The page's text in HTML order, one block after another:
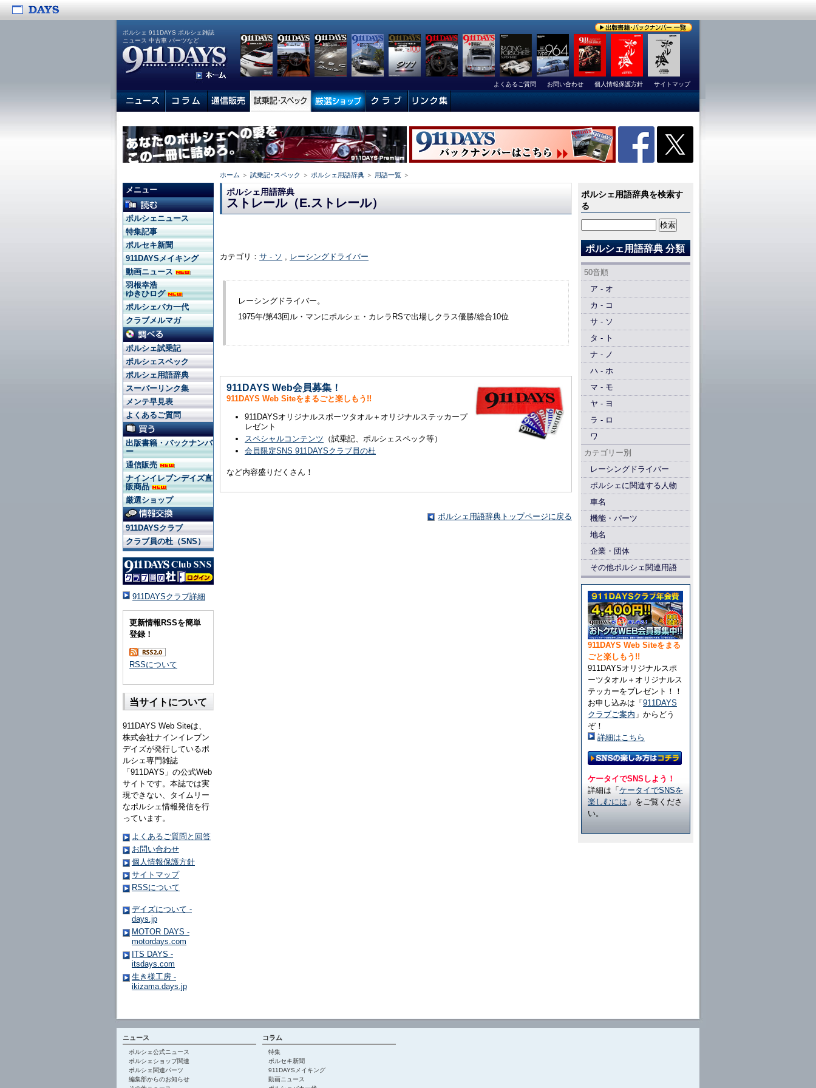
ポルシェ 911DAYS ポルシェ雑誌
ニュース 中古車 パーツなど
ホーム ＞ 試乗記･スペック ＞ ポルシェ用語辞典 ＞ 用語一覧 ＞
ポルシェ用語辞典
ストレール（E.ストレール）
カテゴリ： サ - ソ レーシングドライバー
レーシングドライバー。
1975年/第43回ル・マンにポルシェ・カレラRSで出場しクラス優勝/総合10位
911DAYS Web会員募集！
911DAYS Web Siteをまるごと楽しもう!!
911DAYSオリジナルスポーツタオル＋オリジナルステッカープ
レゼント
スペシャルコンテンツ （試乗記、ポルシェスペック等）
会員限定SNS 911DAYSクラブ員の杜
など内容盛りだくさん！
ポルシェ用語辞典トップページに戻る
ポルシェ用語辞典を検索す
る
ポルシェ用語辞典 分類
50音順
ア - オ
カ - コ
サ - ソ
タ - ト
ナ - ノ
ハ - ホ
マ - モ
ヤ - ヨ
ラ - ロ
ワ
カテゴリー別
レーシングドライバー
ポルシェに関連する人物
車名
機能・パーツ
地名
企業・団体
その他ポルシェ関連用語
911DAYS Web Siteをまる
ごと楽しもう!!
911DAYSオリジナルスポ
ーツタオル＋オリジナルス
テッカーをプレゼント！！
お申し込みは「 911DAYS
クラブご案内 」からどう
ぞ！
詳細はこちら
ケータイでSNSしよう！
詳細は「 ケータイでSNSを
楽しむには 」をご覧くださ
い。
メニュー
ポルシェニュース
特集記事
ポルセキ新聞
911DAYSメイキング
動画ニュース
羽根幸浩
ゆきひログ
ポルシェバカ一代
クラブメルマガ
ポルシェ試乗記
ポルシェスペック
ポルシェ用語辞典
スーパーリンク集
メンテ早見表
よくあるご質問
出版書籍・バックナンバ
ー
通信販売
ナインイレブンデイズ直
販商品
厳選ショップ
911DAYSクラブ
クラブ員の杜（SNS）
911DAYSクラブ詳細
更新情報RSSを簡単
登録！
RSSについて
当サイトについて
911DAYS Web Siteは、
株式会社ナインイレブン
デイズが発行しているポ
ルシェ専門雑誌
「911DAYS」の公式Web
サイトです。本誌では実
現できない、タイムリー
なポルシェ情報発信を行
っています。
よくあるご質問と回答
お問い合わせ
個人情報保護方針
サイトマップ
RSSについて
デイズについて -
days.jp
MOTOR DAYS -
motordays.com
ITS DAYS -
itsdays.com
生き様工房 -
ikizama.days.jp
よくあるご質問 お問い合わせ 個人情報保護方針 サイトマップ
ニュース
ポルシェ公式ニュース
ポルシェショップ関連
ポルシェ関連パーツ
編集部からのお知らせ
コラム
特集
ポルセキ新聞
911DAYSメイキング
動画ニュース